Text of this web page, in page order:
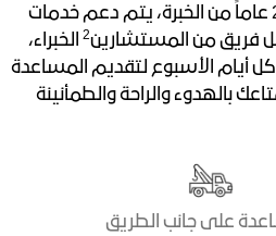
نحن نساندك! مع أكثر من 25 عاماً من الخبرة، يتم دعم خدمات
فريق من المستشارين2 الخبراء،
أيام الأسبوع لتقديم المساعدة
بالهدوء والراحة والطمأنينة
على جانب الطريق